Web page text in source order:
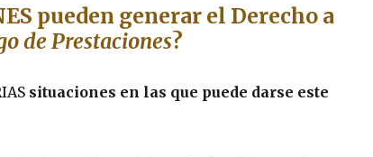
pueden generar el Derecho a
de Prestaciones?
situaciones en las que puede darse este